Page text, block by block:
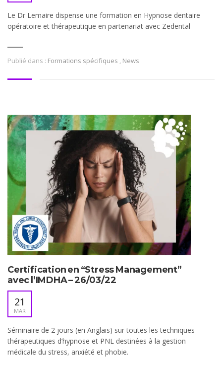
Le Dr Lemaire dispense une formation en Hypnose dentaire
opératoire et thérapeutique en partenariat avec Zedental
Publié dans : Formations spécifiques , News
Certification en “Stress Management”
avec l’IMDHA – 26/03/22
21
MAR
Séminaire de 2 jours (en Anglais) sur toutes les techniques
thérapeutiques d’hypnose et PNL destinées à la gestion
médicale du stress, anxiété et phobie.